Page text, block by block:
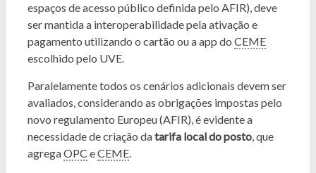
espaços de acesso público definida pelo AFIR), deve
ser mantida a interoperabilidade pela ativação e
pagamento utilizando o cartão ou a app do CEME
escolhido pelo UVE.
Paralelamente todos os cenários adicionais devem ser
avaliados, considerando as obrigações impostas pelo
novo regulamento Europeu (AFIR), é evidente a
necessidade de criação datarifa local do posto, que
agregaOPC eCEME.